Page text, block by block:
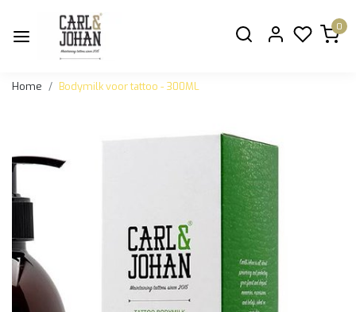
0
Home Bodymilk voor tattoo - 300ML